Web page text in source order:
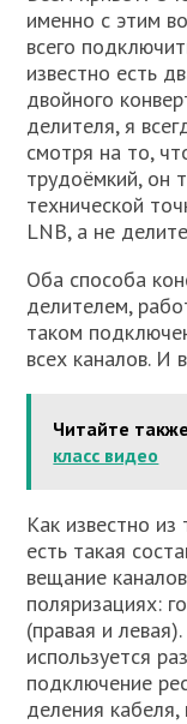
именно с этим
всего
известно есть
двойного
делителя, я
смотря на то,
трудоёмкий, он
технической
LNB, а не
Оба способа
делителем,
таком
всех каналов. И
Читайте
класс видео
Как известно
есть такая
вещание
поляризациях:
(правая и
используется
подключение
деления